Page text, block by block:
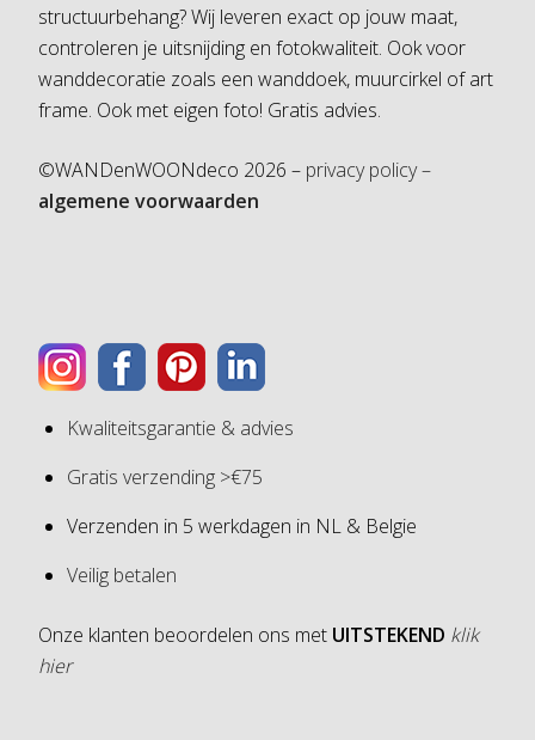
structuurbehang? Wij leveren exact op jouw maat,
controleren je uitsnijding en fotokwaliteit. Ook voor
wanddecoratie zoals een wanddoek, muurcirkel of art
frame. Ook met eigen foto! Gratis advies.
©WANDenWOONdeco 2026 – privacy policy –
algemene voorwaarden
Kwaliteitsgarantie & advies
Gratis verzending >€75
Verzenden in 5 werkdagen in NL & Belgie
Veilig betalen
Onze klanten beoordelen ons met UITSTEKEND klik
hier